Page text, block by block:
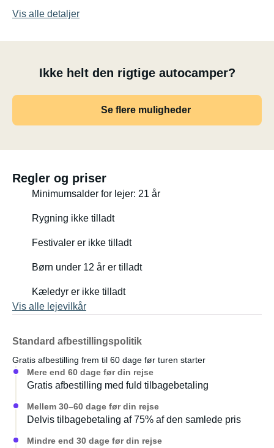
Vis alle detaljer
Ikke helt den rigtige autocamper?
Se flere muligheder
Regler og priser
Minimumsalder for lejer: 21 år
Rygning ikke tilladt
Festivaler er ikke tilladt
Børn under 12 år er tilladt
Kæledyr er ikke tilladt
Vis alle lejevilkår
Standard afbestillingspolitik
Gratis afbestilling frem til 60 dage før turen starter
Mere end 60 dage før din rejse
Gratis afbestilling med fuld tilbagebetaling
Mellem 30–60 dage før din rejse
Delvis tilbagebetaling af 75% af den samlede pris
Mindre end 30 dage før din rejse